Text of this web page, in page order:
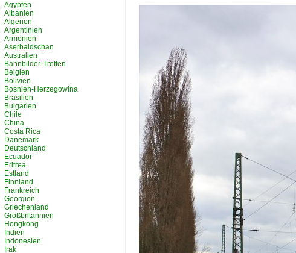
Ägypten
Albanien
Algerien
Argentinien
Armenien
Aserbaidschan
Australien
Bahnbilder-Treffen
Belgien
Bolivien
Bosnien-Herzegowina
Brasilien
Bulgarien
Chile
China
Costa Rica
Dänemark
Deutschland
Ecuador
Eritrea
Estland
Finnland
Frankreich
Georgien
Griechenland
Großbritannien
Hongkong
Indien
Indonesien
Irak